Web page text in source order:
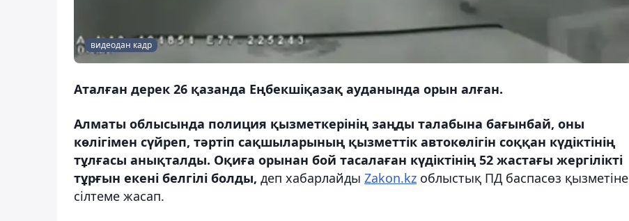
видеодан кадр
Аталған дерек 26 қазанда Еңбекшіқазақ ауданында орын алған.
Алматы облысында полиция қызметкерінің заңды талабына бағынбай, оны
көлігімен сүйреп, тәртіп сақшыларының қызметтік автокөлігін соққан күдіктінің
тұлғасы анықталды. Оқиға орынан бой тасалаған күдіктінің 52 жастағы жергілікті
тұрғын екені белгілі болды, деп хабарлайды Zakon.kz облыстық ПД баспасөз қызметіне
сілтеме жасап.